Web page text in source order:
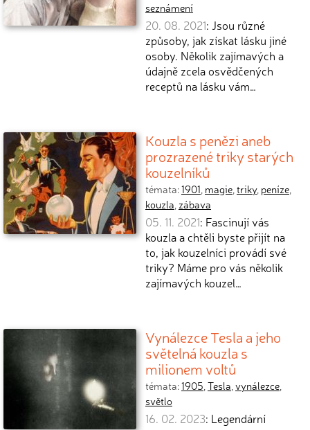
seznámení
20. 08. 2021: Jsou různé
způsoby, jak získat lásku jiné
osoby. Několik zajímavých a
údajně zcela osvědčených
receptů na lásku vám…
Kouzla s penězi aneb
prozrazené triky starých
kouzelníků
témata:1901, magie,triky, peníze,
kouzla, zábava
05. 11. 2021: Fascinují vás
kouzla a chtěli byste přijít na
to, jak kouzelníci provádí své
triky? Máme pro vás několik
zajímavých kouzel…
Vynálezce Tesla a jeho
světelná kouzla s
milionem voltů
témata:1905,Tesla,vynálezce,
světlo
16. 02. 2023: Legendární